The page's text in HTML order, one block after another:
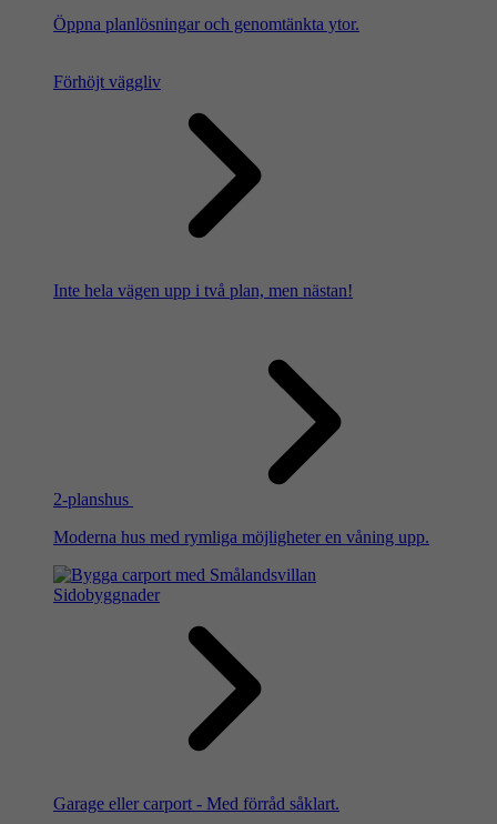
Öppna planlösningar och genomtänkta ytor.
Förhöjt väggliv
Inte hela vägen upp i två plan, men nästan!
2-planshus
Moderna hus med rymliga möjligheter en våning upp.
Sidobyggnader
Garage eller carport - Med förråd såklart.